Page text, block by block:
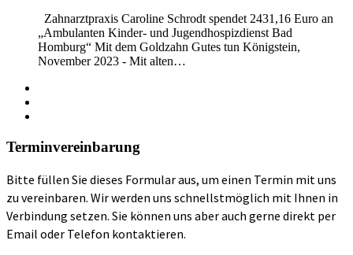
Zahnarztpraxis Caroline Schrodt spendet 2431,16 Euro an
„Ambulanten Kinder- und Jugendhospizdienst Bad
Homburg“ Mit dem Goldzahn Gutes tun Königstein,
November 2023 - Mit alten…
Terminvereinbarung
Bitte füllen Sie dieses Formular aus, um einen Termin mit uns
zu vereinbaren. Wir werden uns schnellstmöglich mit Ihnen in
Verbindung setzen. Sie können uns aber auch gerne direkt per
Email oder Telefon kontaktieren.